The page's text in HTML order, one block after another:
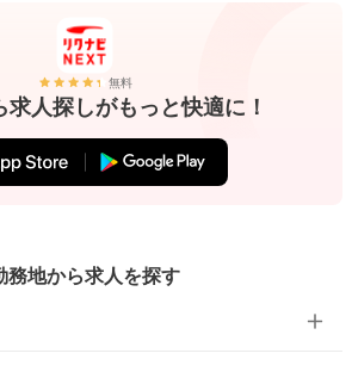
無料
求人探しがもっと快適に！
務地から求人を探す